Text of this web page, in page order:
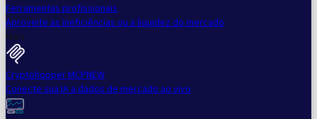
Ferramentas profissionais
Aproveite as ineficiências ou a liquidez do mercado
Mais
Cryptohopper MCPNEW
Conecte sua IA a dados de mercado ao vivo